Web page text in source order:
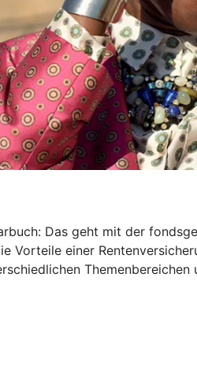
Das geht mit der
einer